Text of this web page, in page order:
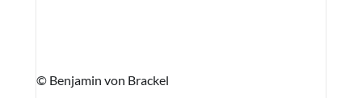
© Benjamin von Brackel